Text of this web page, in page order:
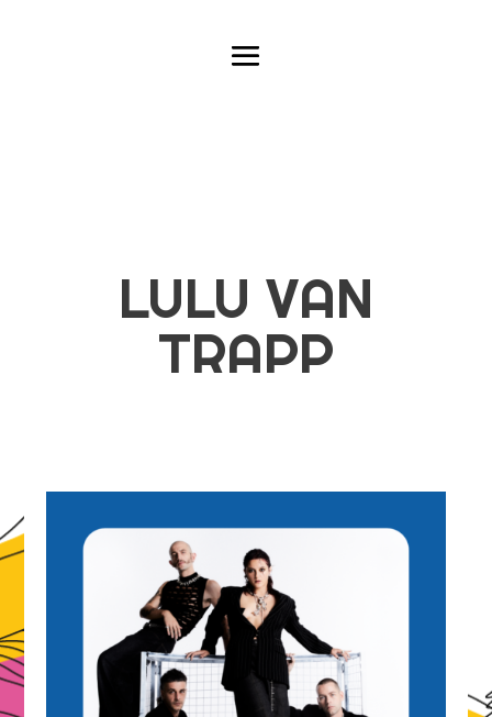
LULU VAN
TRAPP